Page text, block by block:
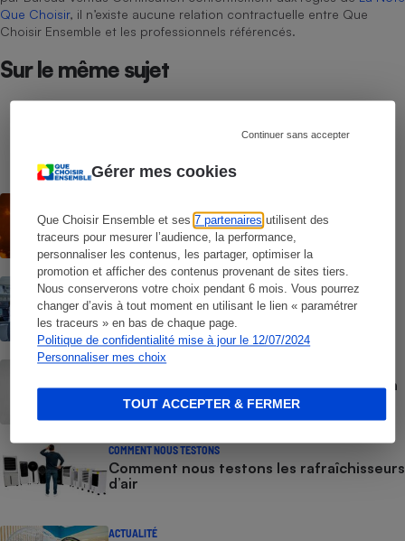
Gérer mes cookies
Que Choisir Ensemble et ses7 partenaires utilisent des
traceurs pour mesurer l’audience, la performance,
personnaliser les contenus, les partager, optimiser la
promotion et afficher des contenus provenant de sites tiers.
Nous conserverons votre choix pendant 6 mois. Vous pourrez
changer d’avis à tout moment en utilisant le lien « paramétrer
les traceurs » en bas de chaque page.
Politique de confidentialité mise à jour le 12/07/2024
Personnaliser mes choix
Continuer sans accepter
TOUT ACCEPTER & FERMER
Que Choisir, il n’existe aucune relation contractuelle entre Que
Choisir Ensemble et les professionnels référencés.
Sur le même sujet
Sèche-linge - Le protocole
Les vagues de chaleur ont déjà tué plus
de 6 000 personnes
COMMENT NOUS TESTONS
Fours micro-ondes - Le protocole
GUIDE D'ACHAT
Rafraîchisseur d’air - Comment choisir un
rafraîchisseur d’air
COMMENT NOUS TESTONS
Comment nous testons les rafraîchisseurs
d’air
ACTUALITÉ